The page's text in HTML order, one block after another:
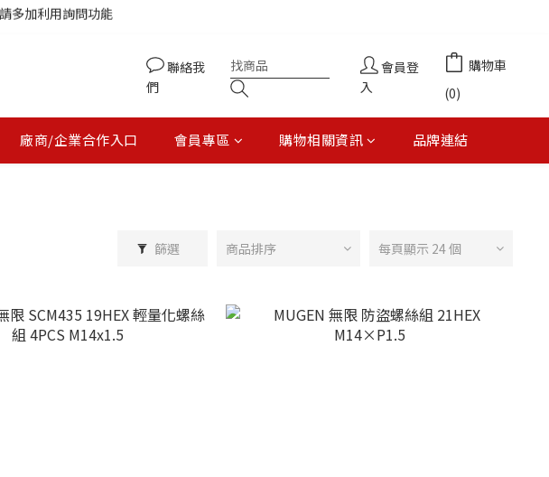
多優惠
多優惠
聯絡我
們
會員登
入
購物車
(0)
廠商/企業合作入口 會員專區 購物相關資訊 品牌連結
篩選 商品排序 每頁顯示 24 個